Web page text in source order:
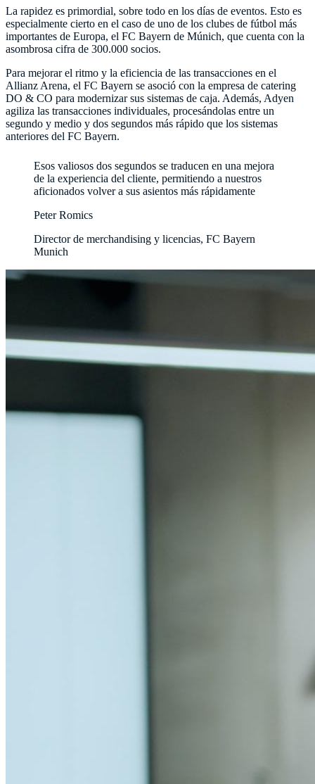
La rapidez es primordial, sobre todo en los días de eventos. Esto es
especialmente cierto en el caso de uno de los clubes de fútbol más
importantes de Europa, el FC Bayern de Múnich, que cuenta con la
asombrosa cifra de 300.000 socios.
Para mejorar el ritmo y la eficiencia de las transacciones en el
Allianz Arena, el FC Bayern se asoció con la empresa de catering
DO & CO para modernizar sus sistemas de caja. Además, Adyen
agiliza las transacciones individuales, procesándolas entre un
segundo y medio y dos segundos más rápido que los sistemas
anteriores del FC Bayern.
Esos valiosos dos segundos se traducen en una mejora
de la experiencia del cliente, permitiendo a nuestros
aficionados volver a sus asientos más rápidamente
Peter Romics
Director de merchandising y licencias, FC Bayern
Munich